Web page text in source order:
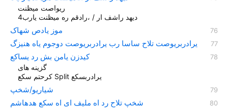
ریواصت میظنت
دیهد راشف ار / ،رادقم ره میظنت یارب4
موز یادص شهاک
یرادربريوصت تلاح ساسا رب یرادربريوصت دوجوم یاه هنيزگ
کيدزن یامن بش رد یساکع
گزينه های
کرحتم سکع Split یرادربسکع
شیاریو/شخپ
شخپ تلاح رد اه ملیف ای اه سکع هدهاشم